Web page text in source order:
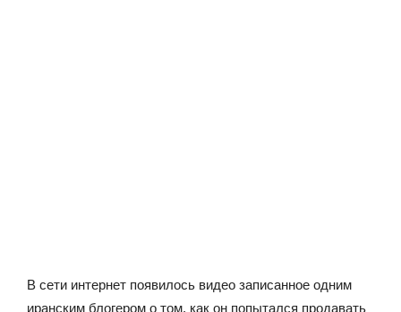
В сети интернет появилось видео записанное одним
иранским блогером о том, как он попытался продавать